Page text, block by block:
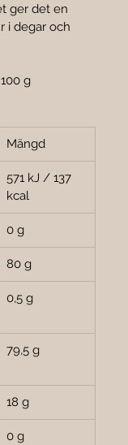
ger det en
i degar och
g
Mängd
571 kJ / 137
kcal
0 g
80 g
0,5 g
79,5 g
18 g
0 g